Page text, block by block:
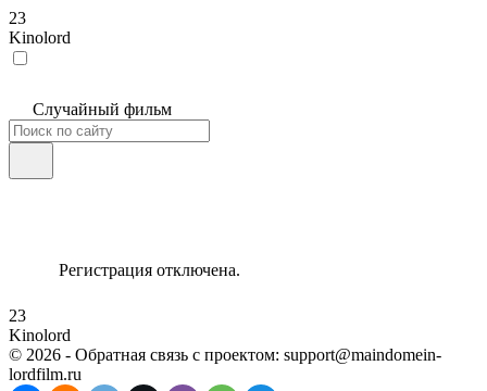
23
Kinolord
Случайный фильм
Регистрация отключена.
23
Kinolord
© 2026 - Обратная связь с проектом: support@maindomein-
lordfilm.ru